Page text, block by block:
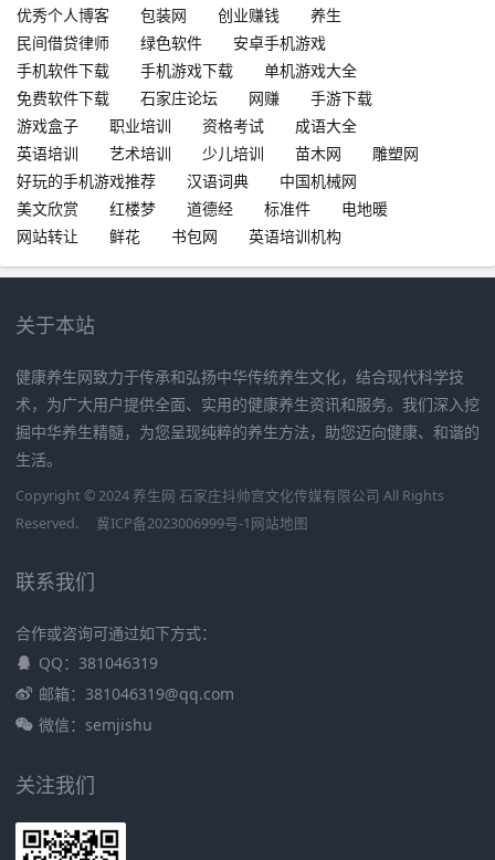
优秀个人博客
包装网 创业赚钱
养生
民间借贷律师
绿色软件
安卓手机游戏
手机软件下载
手机游戏下载
单机游戏大全
免费软件下载
石家庄论坛 网赚
手游下载
游戏盒子
职业培训 资格考试
成语大全
英语培训
艺术培训 少儿培训 苗木网
雕塑网
好玩的手机游戏推荐
汉语词典
中国机械网
美文欣赏
红楼梦 道德经 标准件
电地暖
网站转让
鲜花 书包网 英语培训机构
关于本站
健康养生网致力于传承和弘扬中华传统养生文化，结合现代科学技
术，为广大用户提供全面、实用的健康养生资讯和服务。我们深入挖
掘中华养生精髓，为您呈现纯粹的养生方法，助您迈向健康、和谐的
生活。
Copyright © 2024 养生网 石家庄抖帅宫文化传媒有限公司 All Rights
Reserved.
冀ICP备2023006999号-1网站地图
联系我们
合作或咨询可通过如下方式：
QQ：381046319
邮箱：381046319@qq.com
微信：semjishu
关注我们